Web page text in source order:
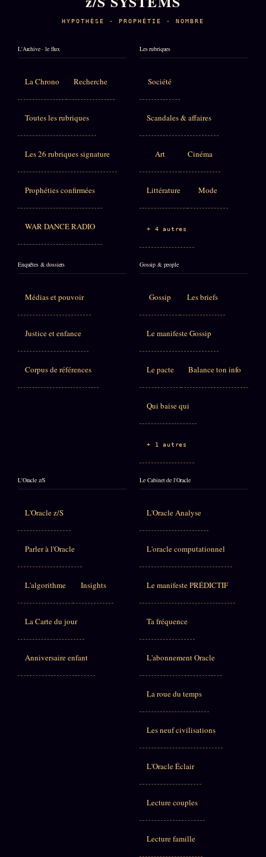
HYPOTHÈSE · PROPHÉTIE · NOMBRE
L'Archive · le flux
La Chrono Recherche
Toutes les rubriques
Les 26 rubriques signature
Prophéties confirmées
WAR DANCE RADIO
Les rubriques
Société
Scandales & affaires
Art Cinéma
Littérature Mode
+ 4 autres
Enquêtes & dossiers
Médias et pouvoir
Justice et enfance
Corpus de références
Gossip & people
Gossip Les briefs
Le manifeste Gossip
Le pacte Balance ton info
Qui baise qui
+ 1 autres
L'Oracle z/S
L'Oracle z/S
Parler à l'Oracle
L'algorithme Insights
La Carte du jour
Anniversaire enfant
Le Cabinet de l'Oracle
L'Oracle Analyse
L'oracle computationnel
Le manifeste PRÉDICTIF
Ta fréquence
L'abonnement Oracle
La roue du temps
Les neuf civilisations
L'Oracle Éclair
Lecture couples
Lecture famille